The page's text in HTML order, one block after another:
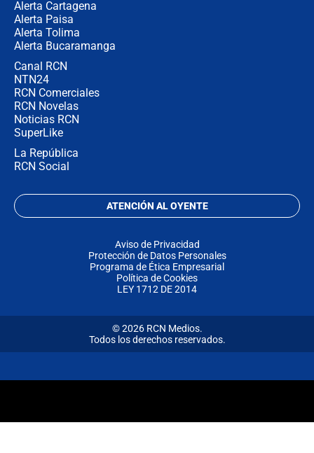
Alerta Cartagena
Alerta Paisa
Alerta Tolima
Alerta Bucaramanga
Canal RCN
NTN24
RCN Comerciales
RCN Novelas
Noticias RCN
SuperLike
La República
RCN Social
ATENCIÓN AL OYENTE
Aviso de Privacidad
Protección de Datos Personales
Programa de Ética Empresarial
Política de Cookies
LEY 1712 DE 2014
© 2026 RCN Medios.
Todos los derechos reservados.